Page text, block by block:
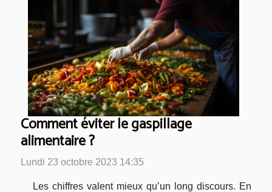
Comment éviter le gaspillage
alimentaire ?
Lundi 23 octobre 2023 14:35
Les chiffres valent mieux qu’un long discours. En